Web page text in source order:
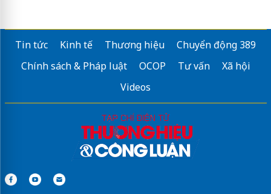
Tin tức Kinh tế Thương hiệu
Chuyển động 389
Chính sách & Pháp luật
OCOP Tư vấn
Xã hội
Videos